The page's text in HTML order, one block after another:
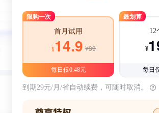
限购一次
首月试用
¥14.9 ¥39
每日仅0.48元
最划算
12
¥
每日
到期29元/月/省自动续费，可随时取消。